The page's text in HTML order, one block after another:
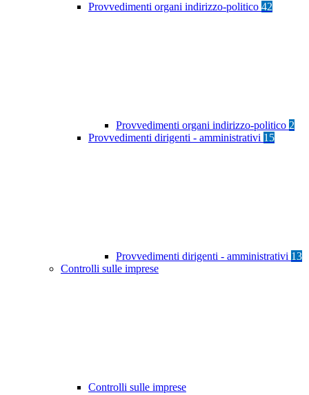
Provvedimenti organi indirizzo-politico 42
Provvedimenti organi indirizzo-politico 2
Provvedimenti dirigenti - amministrativi 15
Provvedimenti dirigenti - amministrativi 13
Controlli sulle imprese
Controlli sulle imprese